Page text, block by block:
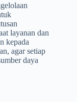
layanan dan
kepada
agar setiap
daya